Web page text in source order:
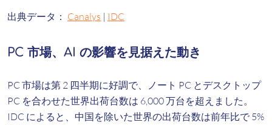
出典データ： Canalys | IDC
PC 市場、AI の影響を見据えた動き
PC 市場は第 2 四半期に好調で、ノート PC とデスクトップ
PC を合わせた世界出荷台数は 6,000 万台を超えました。
IDC によると、中国を除いた世界の出荷台数は前年比で 5%